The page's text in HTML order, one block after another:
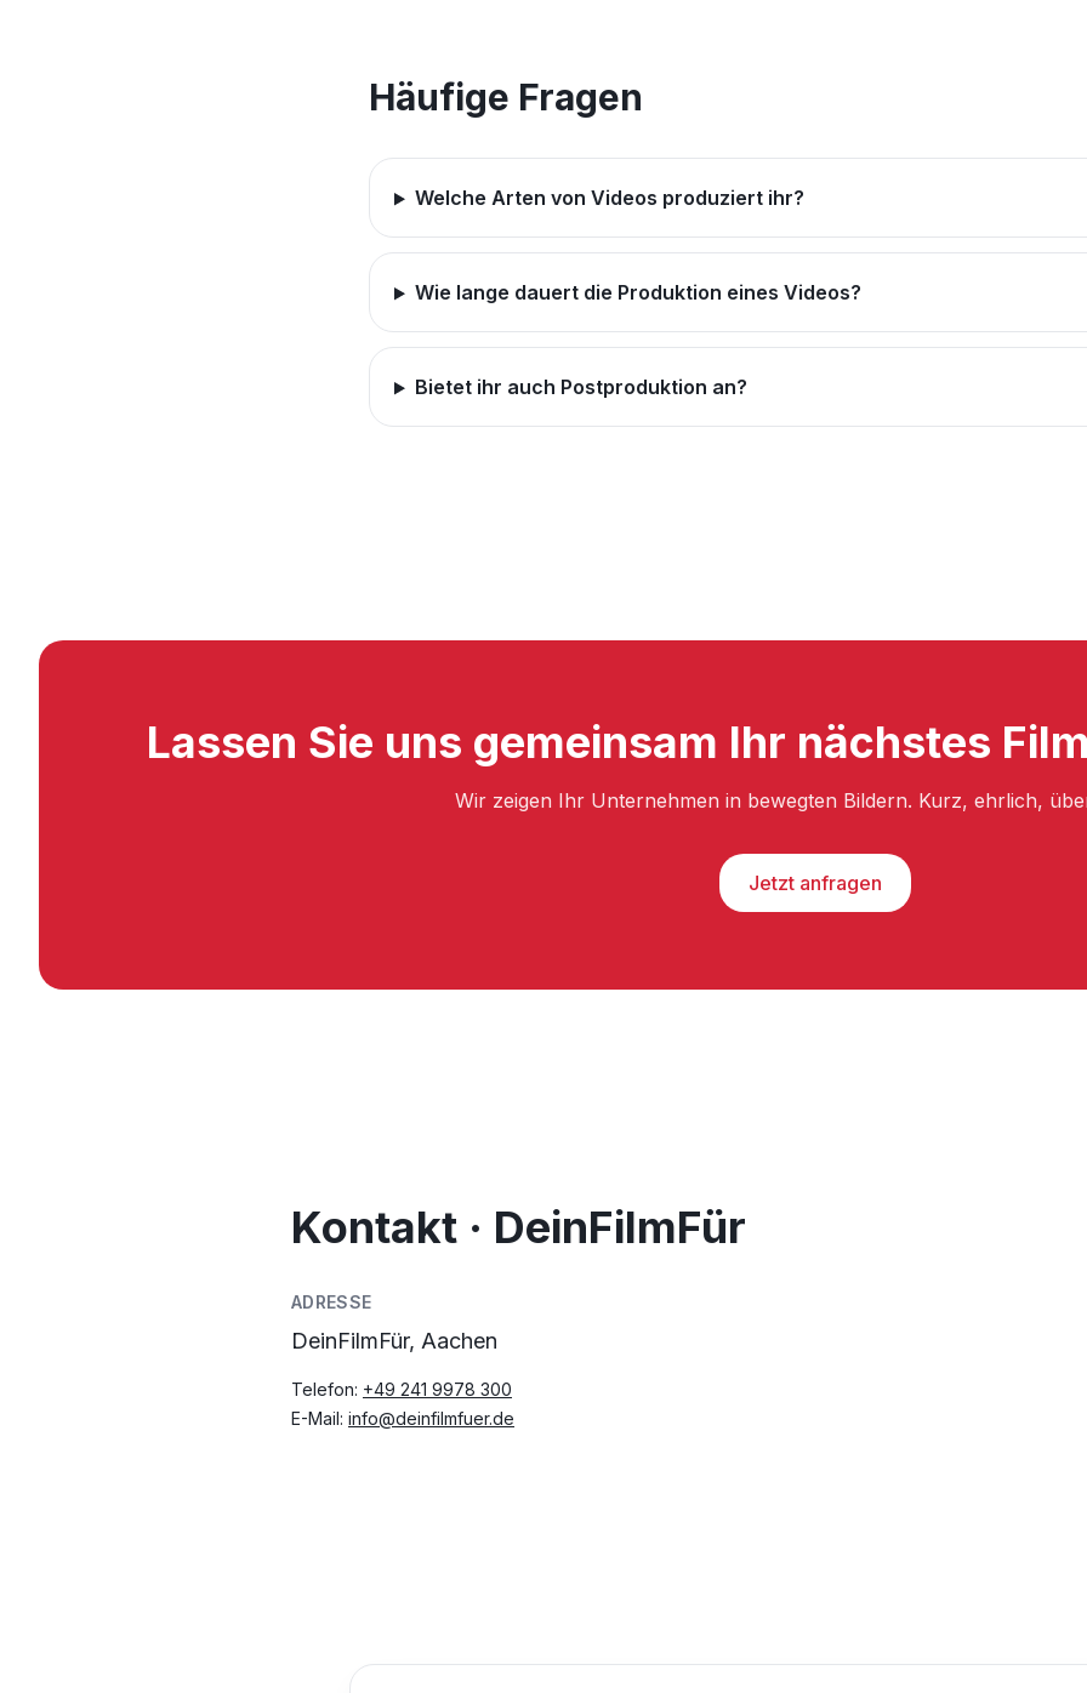
Häufige Fragen
Welche Arten von Videos produziert ihr?
Wie lange dauert die Produktion eines Videos?
Bietet ihr auch Postproduktion an?
Lassen Sie uns gemeinsam Ihr nächstes
Wir zeigen Ihr Unternehmen in bewegten Bildern. Kurz, ehrlich,
Jetzt anfragen
Kontakt · DeinFilmFür
ADRESSE
DeinFilmFür, Aachen
Telefon: +49 241 9978 300
E-Mail: info@deinfilmfuer.de